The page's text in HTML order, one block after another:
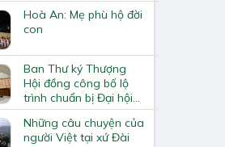
Hoà An: Mẹ phù hộ đời
con
Ban Thư ký Thượng
Hội đồng công bố lộ
trình chuẩn bị Đại hội
toàn Giáo hội năm
2028
Những câu chuyện của
người Việt tại xứ Đài